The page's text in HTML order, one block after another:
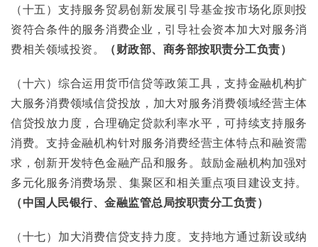
（十五）支持服务贸易创新发展引导基金按市场化原则投
资符合条件的服务消费企业，引导社会资本加大对服务消
费相关领域投资。
（财政部、商务部按职责分工负责）
（十六）综合运用货币信贷等政策工具，支持金融机构扩
大服务消费领域信贷投放，加大对服务消费领域经营主体
信贷投放力度，合理确定贷款利率水平，可持续支持服务
消费。支持金融机构针对服务消费经营主体特点和融资需
求，创新开发特色金融产品和服务。鼓励金融机构加强对
多元化服务消费场景、集聚区和相关重点项目建设支持。
（中国人民银行、金融监管总局按职责分工负责）
（十七）加大消费信贷支持力度。支持地方通过新设或纳